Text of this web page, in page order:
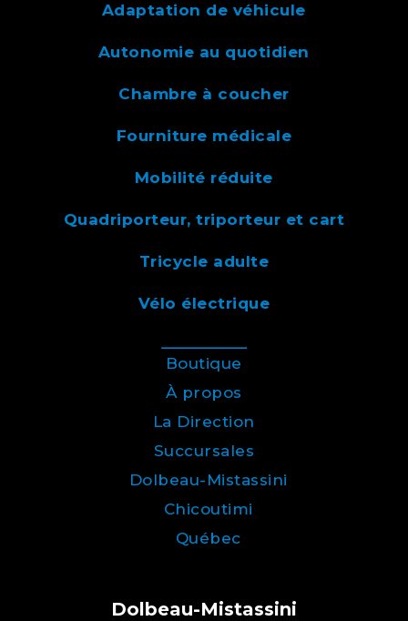
Adaptation de véhicule
Autonomie au quotidien
Chambre à coucher
Fourniture médicale
Mobilité réduite
Quadriporteur, triporteur et cart
Tricycle adulte
Vélo électrique
Boutique
À propos
La Direction
Succursales
Dolbeau-Mistassini
Chicoutimi
Québec
Dolbeau-Mistassini